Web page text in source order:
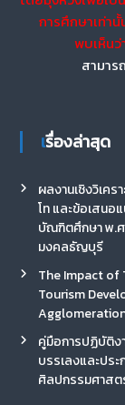
การศึกษาเท่านั้
พบเห็นว่
สามาร
เรื่องล่าสุด
ผลงานเชิงวิเค
โท และข้อเสน
บัณฑิตศึกษา พ.ศ
มงคลธัญบุรี
The Impact of
Tourism
คู่มือการปฏิบัติง
บรรเลงและปร
ศิลปกรรมศาสต